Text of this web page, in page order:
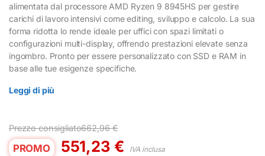
alimentata dal processore AMD Ryzen 9 8945HS per gestire
carichi di lavoro intensivi come editing, sviluppo e calcolo. La sua
forma ridotta lo rende ideale per uffici con spazi limitati o
configurazioni multi-display, offrendo prestazioni elevate senza
ingombro. Pronto per essere personalizzato con SSD e RAM in
base alle tue esigenze specifiche.
Leggi di più
Prezzo consigliato662,96€
PROMO 551,23 € IVA inclusa